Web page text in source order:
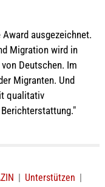
ausgezeichnet.
Migration wird in
Deutschen. Im
Migranten. Und
qualitativ
| Unterstützen |